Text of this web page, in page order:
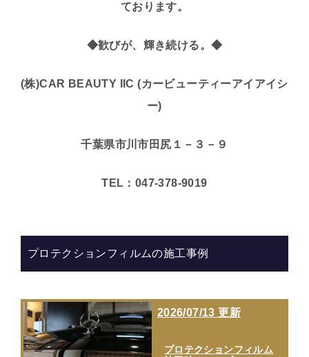
ております。
◆歓びが、輝き続ける。◆
(株)CAR BEAUTY IIC (カービューティーアイアイシ
ー)
千葉県市川市田尻１－３－９
TEL：047-378-9019
プロテクションフィルムの施工事例
2026/07/13 更新
プロテクションフィルム